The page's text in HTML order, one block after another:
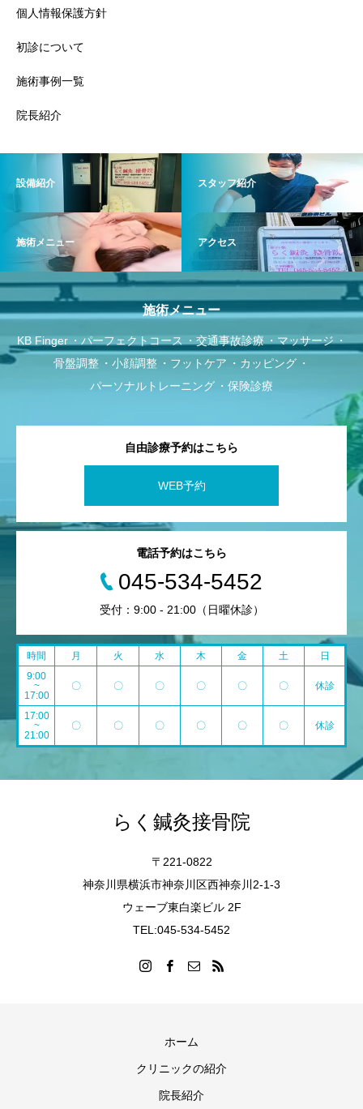
個人情報保護方針
初診について
施術事例一覧
院長紹介
設備紹介 スタッフ紹介
施術メニュー アクセス
施術メニュー
KB Finger パーフェクトコース 交通事故診療
マッサージ
骨盤調整
小顔調整 フットケア
カッピング
パーソナルトレーニング
保険診療
自由診療予約はこちら
WEB予約
電話予約はこちら
045-534-5452
受付：9:00 - 21:00（日曜休診）
時間 月 火 水 木 金 土
日
9:00
~
17:00
〇 〇 〇 〇 〇 〇 休診
17:00
~
21:00
〇 〇 〇 〇 〇 〇 休診
らく鍼灸接骨院
〒221-0822
神奈川県横浜市神奈川区西神奈川2-1-3
ウェーブ東白楽ビル 2F
TEL:045-534-5452
ホーム
クリニックの紹介
院長紹介